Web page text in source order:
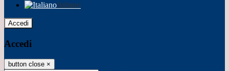
Italiano
Accedi
Accedi
button close ×